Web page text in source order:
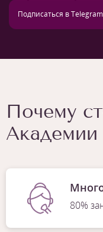
Подписаться в Telegram
Почему
80%